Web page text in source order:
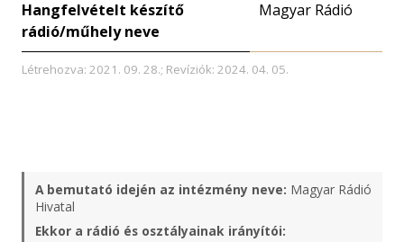
Hangfelvételt készítő
rádió/műhely neve
Magyar Rádió
Létrehozva: 2021. 09. 28.; Revíziók: 2024. 04. 05.
A bemutató idején az intézmény neve: Magyar Rádió
Hivatal
Ekkor a rádió és osztályainak irányítói: